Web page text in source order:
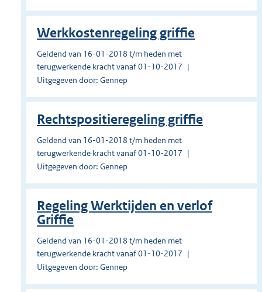
Werkkostenregeling griffie
Geldend van 16-01-2018 t/m heden met
terugwerkende kracht vanaf 01-10-2017
Uitgegeven door: Gennep
Rechtspositieregeling griffie
Geldend van 16-01-2018 t/m heden met
terugwerkende kracht vanaf 01-10-2017
Uitgegeven door: Gennep
Regeling Werktijden en verlof
Griffie
Geldend van 16-01-2018 t/m heden met
terugwerkende kracht vanaf 01-10-2017
Uitgegeven door: Gennep